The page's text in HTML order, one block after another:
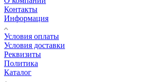
Контакты
Информация
Условия оплаты
Условия доставки
Реквизиты
Политика
Каталог